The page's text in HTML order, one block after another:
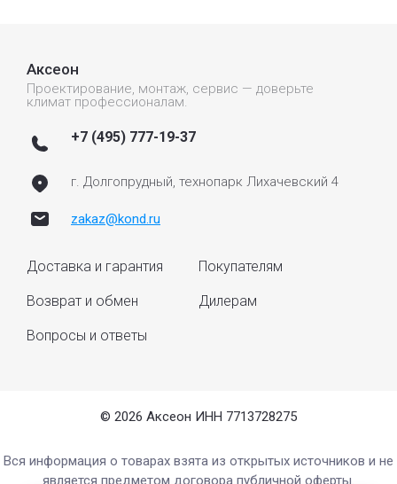
Аксеон
Проектирование, монтаж, сервис — доверьте
климат профессионалам.
+7 (495) 777-19-37
г. Долгопрудный, технопарк Лихачевский 4
zakaz@kond.ru
Доставка и гарантия
Возврат и обмен
Вопросы и ответы
Покупателям
Дилерам
© 2026 Аксеон ИНН 7713728275
Вся информация о товарах взята из открытых источников и не
является предметом договора публичной оферты.